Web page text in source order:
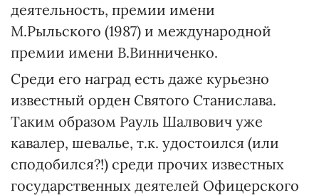
деятельность, премии имени
М.Рыльского (1987) и международной
премии имени В.Винниченко.
Среди его наград есть даже курьезно
известный орден Святого Станислава.
Таким образом Рауль Шалвович уже
кавалер, шевалье, т.к. удостоился (или
сподобился?!) среди прочих известных
государственных деятелей Офицерского